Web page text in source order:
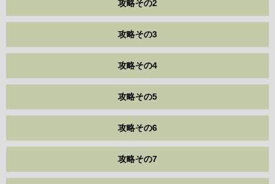
攻略その2
攻略その3
攻略その4
攻略その5
攻略その6
攻略その7